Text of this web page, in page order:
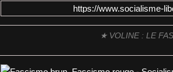
https://www.socialisme-
★ VOLINE : LE